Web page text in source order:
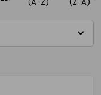
(A-Z) (Z-A)